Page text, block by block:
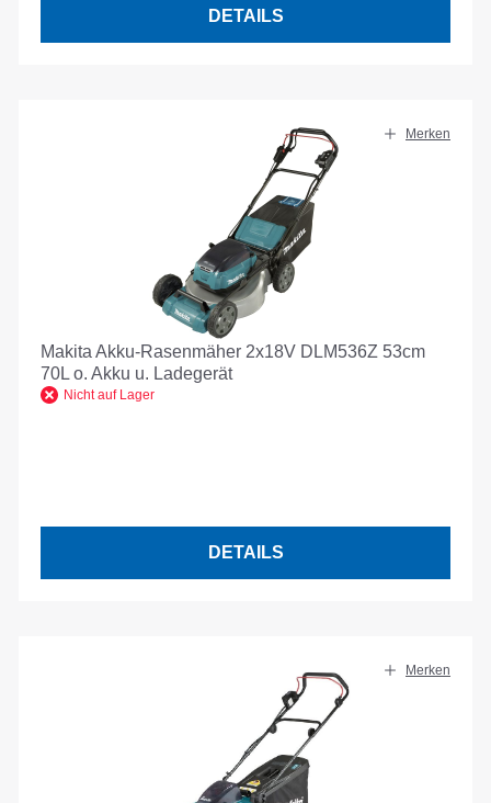
DETAILS
Merken
Makita Akku-Rasenmäher 2x18V DLM536Z 53cm
70L o. Akku u. Ladegerät
Nicht auf Lager
DETAILS
Merken